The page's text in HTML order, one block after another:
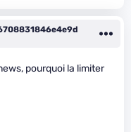
pourquoi la limiter